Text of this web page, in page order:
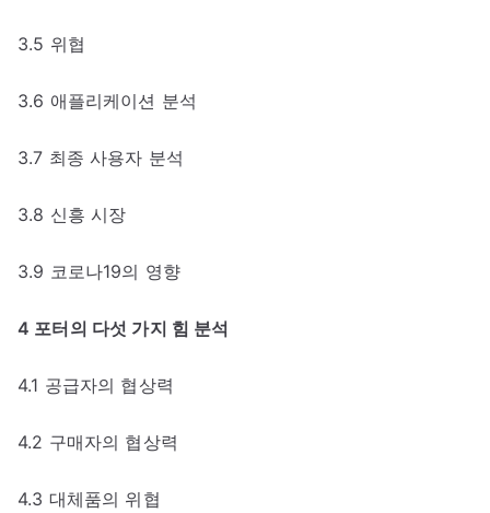
3.5 위협
3.6 애플리케이션 분석
3.7 최종 사용자 분석
3.8 신흥 시장
3.9 코로나19의 영향
4 포터의 다섯 가지 힘 분석
4.1 공급자의 협상력
4.2 구매자의 협상력
4.3 대체품의 위협